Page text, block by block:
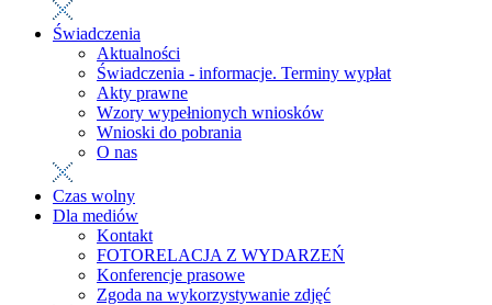
Świadczenia
Aktualności
Świadczenia - informacje. Terminy wypłat
Akty prawne
Wzory wypełnionych wniosków
Wnioski do pobrania
O nas
Czas wolny
Dla mediów
Kontakt
FOTORELACJA Z WYDARZEŃ
Konferencje prasowe
Zgoda na wykorzystywanie zdjęć